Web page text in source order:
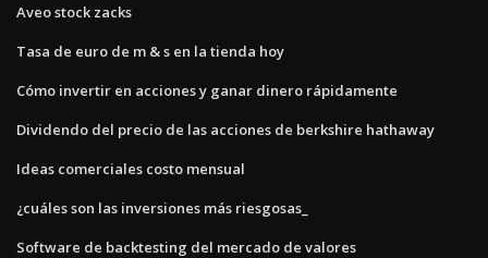
Aveo stock zacks
Tasa de euro de m & s en la tienda hoy
Cómo invertir en acciones y ganar dinero rápidamente
Dividendo del precio de las acciones de berkshire hathaway
Ideas comerciales costo mensual
¿cuáles son las inversiones más riesgosas_
Software de backtesting del mercado de valores